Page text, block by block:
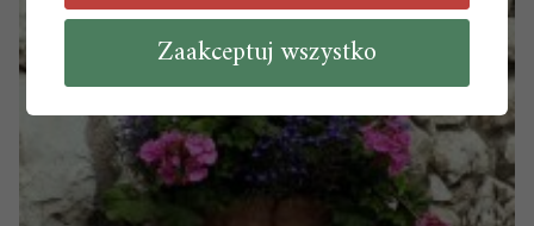
Zaakceptuj wszystko